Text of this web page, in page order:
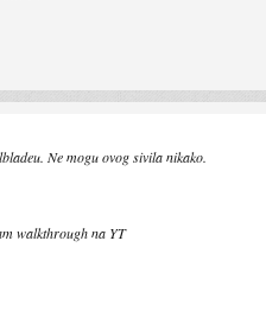
Ne mogu ovog sivila nikako.
walkthrough na YT